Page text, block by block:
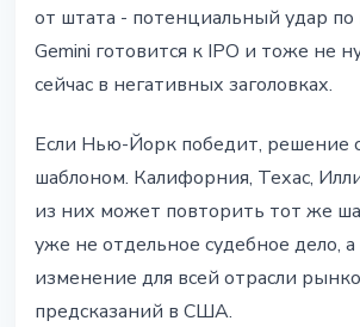
от штата - потенциальный удар по
Gemini готовится к IPO и тоже не
сейчас в негативных заголовках.
Если Нью-Йорк победит, решение
шаблоном. Калифорния, Техас,
из них может повторить тот же
уже не отдельное судебное дело,
изменение для всей отрасли
предсказаний в США.